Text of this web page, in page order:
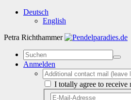
Deutsch
English
Petra Richthammer
Anmelden
I totally agree to receive